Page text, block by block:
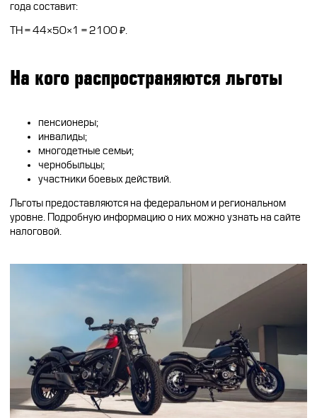
года составит:
ТН = 44×50×1 = 2100 ₽.
На кого распространяются льготы
пенсионеры;
инвалиды;
многодетные семьи;
чернобыльцы;
участники боевых действий.
Льготы предоставляются на федеральном и региональном
уровне. Подробную информацию о них можно узнать на сайте
налоговой.